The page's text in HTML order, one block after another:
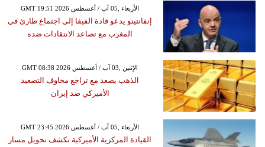
GMT 19:51 2026 الأربعاء ,05 آب / أغسطس
إنفانتينو يدعو قادة الفيفا إلى اجتماع طارئ في
المغرب مع تصاعد الانتقادات ضده
GMT 08:38 2026 الإثنين ,03 آب / أغسطس
الذهب يصعد مع تراجع مخاوف التصعيد
الأميركي ضد إيران
GMT 23:45 2026 الأربعاء ,05 آب / أغسطس
القيادة المركزية الأميركية تكشف تحويل مسار